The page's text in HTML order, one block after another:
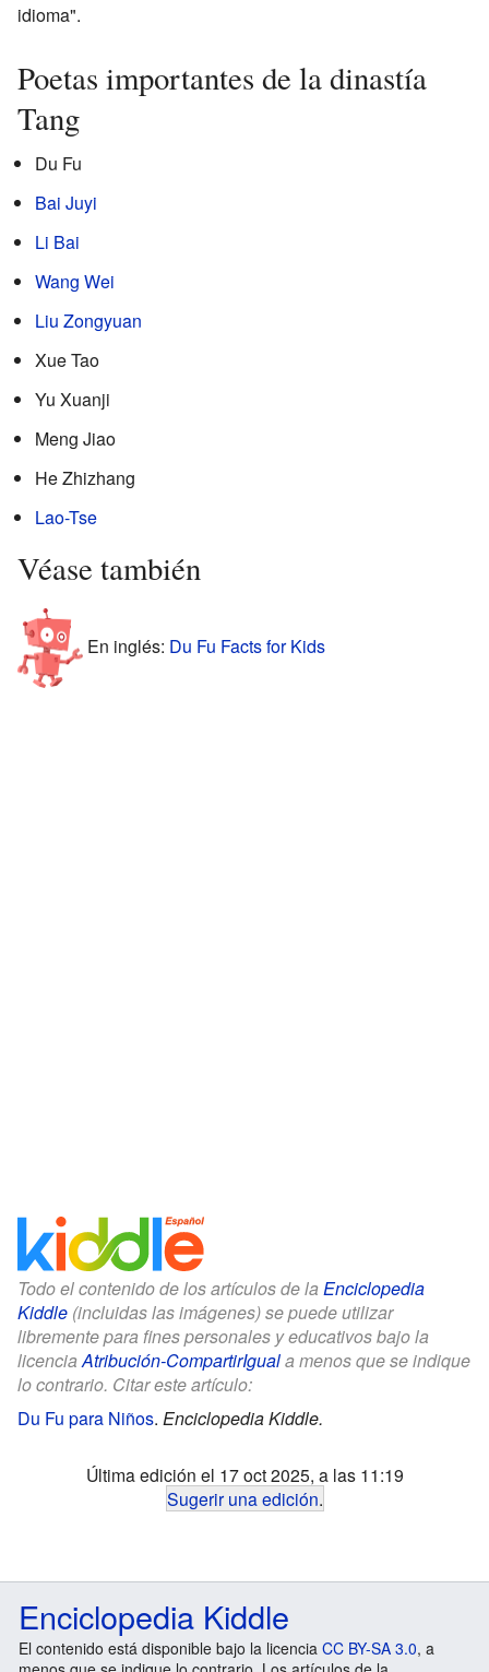
idioma".
Poetas importantes de la dinastía
Tang
Du Fu
Bai Juyi
Li Bai
Wang Wei
Liu Zongyuan
Xue Tao
Yu Xuanji
Meng Jiao
He Zhizhang
Lao-Tse
Véase también
En inglés: Du Fu Facts for Kids
Todo el contenido de los artículos de la Enciclopedia
Kiddle (incluidas las imágenes) se puede utilizar
libremente para fines personales y educativos bajo la
licencia Atribución-CompartirIguala menos que se indique
lo contrario. Citar este artículo:
Du Fu para Niños. Enciclopedia Kiddle.
Última edición el 17 oct 2025, a las 11:19
Sugerir una edición.
Enciclopedia Kiddle
El contenido está disponible bajo la licencia CC BY-SA 3.0, a